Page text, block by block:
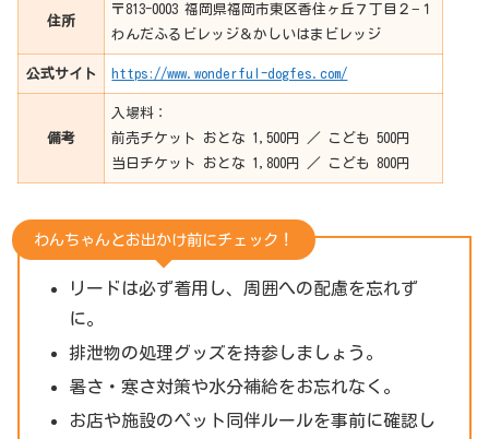
住所
〒813-0003 福岡県福岡市東区香住ヶ丘７丁目２−１
わんだふるビレッジ＆かしいはまビレッジ
公式サイト https://www.wonderful-dogfes.com/
備考
入場料：
前売チケット おとな 1,500円 ／ こども 500円
当日チケット おとな 1,800円 ／ こども 800円
わんちゃんとお出かけ前にチェック！
リードは必ず着用し、周囲への配慮を忘れず
に。
排泄物の処理グッズを持参しましょう。
暑さ・寒さ対策や水分補給をお忘れなく。
お店や施設のペット同伴ルールを事前に確認し